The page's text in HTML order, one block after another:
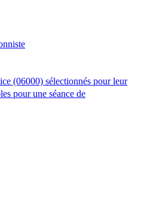
(06000) sélectionnés pour leur
pour une séance de